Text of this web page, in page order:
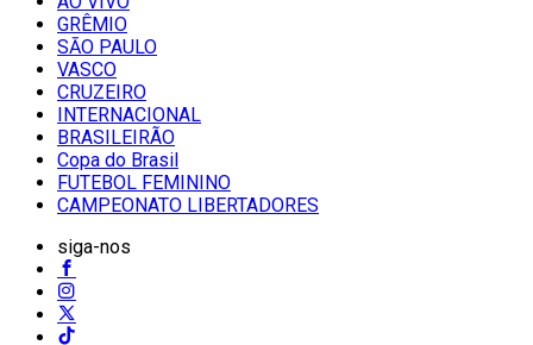
GRÊMIO
SĀO PAULO
VASCO
CRUZEIRO
INTERNACIONAL
BRASILEIRÃO
Copa do Brasil
FUTEBOL FEMININO
CAMPEONATO LIBERTADORES
siga-nos